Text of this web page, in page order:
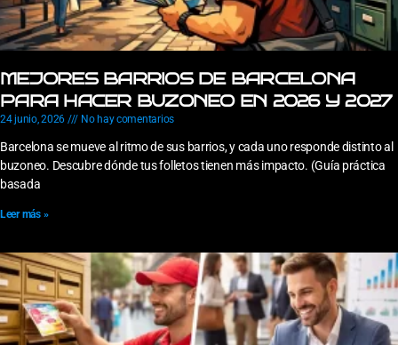
MEJORES BARRIOS DE BARCELONA
PARA HACER BUZONEO EN 2026 Y 2027
24 junio, 2026 No hay comentarios
Barcelona se mueve al ritmo de sus barrios, y cada uno responde distinto al
buzoneo. Descubre dónde tus folletos tienen más impacto. (Guía práctica
basada
Leer más »